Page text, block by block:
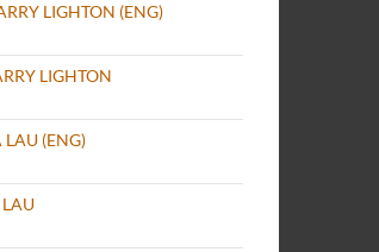
LIGHTON (ENG)
LIGHTON
LAU (ENG)
LAU